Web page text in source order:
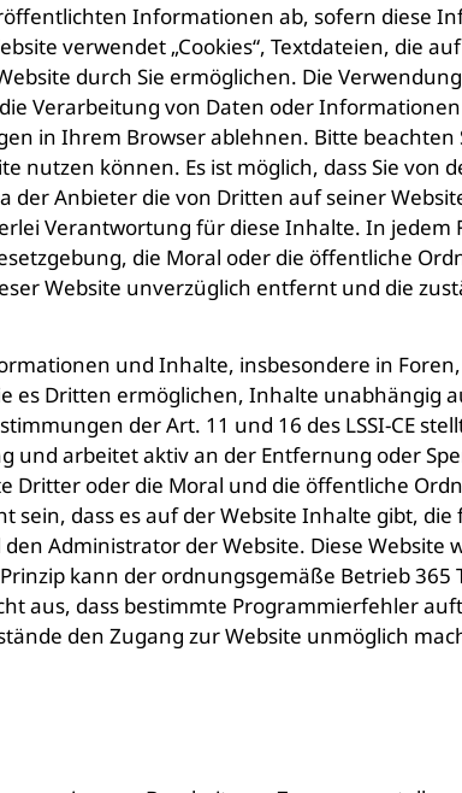
Informationen ab, sofern diese
verwendet „Cookies“, Textdateien, die
durch Sie ermöglichen. Die
Verarbeitung von Daten oder
in Ihrem Browser ablehnen. Bitte beachten
nutzen können. Es ist möglich, dass Sie von
Anbieter die von Dritten auf seiner
Verantwortung für diese Inhalte. In jedem
die Moral oder die öffentliche
Website unverzüglich entfernt und die
und Inhalte, insbesondere in Foren,
es Dritten ermöglichen, Inhalte unabhängig
der Art. 11 und 16 des LSSI-CE
und arbeitet aktiv an der Entfernung oder
Dritter oder die Moral und die öffentliche
dass es auf der Website Inhalte gibt,
Administrator der Website. Diese Website
kann der ordnungsgemäße Betrieb 365
aus, dass bestimmte Programmierfehler
den Zugang zur Website unmöglich